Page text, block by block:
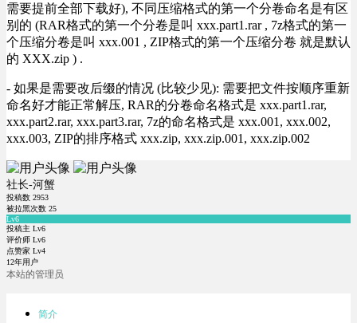
需要提前全部下载好), 不同压缩格式的第一个分卷命名是有区
别的 (RAR格式的第一个分卷是叫 xxx.part1.rar , 7z格式的第一
个压缩分卷是叫 xxx.001 , ZIP格式的第一个压缩分卷 就是默认
的 XXX.zip ) .
- 如果是需要改后缀的情况 (比较少见): 需要把文件按顺序重新
命名好才能正常解压, RAR的分卷命名格式是 xxx.part1.rar,
xxx.part2.rar, xxx.part3.rar, 7z的命名格式是 xxx.001, xxx.002,
xxx.003, ZIP的排序格式 xxx.zip, xxx.zip.001, xxx.zip.002
社长-河蟹
投稿数 2953
被拉黑次数 25
Lv6
投稿主 Lv6
评价师 Lv6
点赞家 Lv4
12年用户
本站的管理员
简介